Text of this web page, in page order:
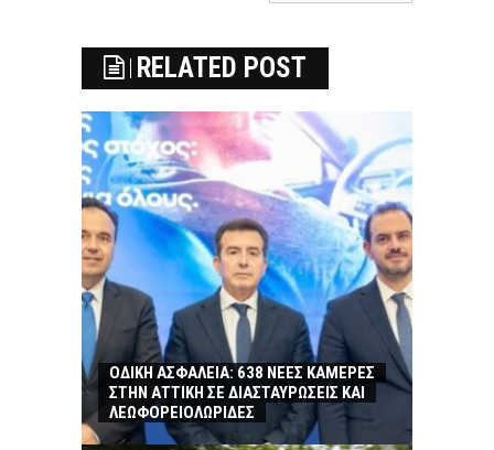
RELATED POST
ΟΔΙΚΗ ΑΣΦΑΛΕΙΑ: 638 ΝΕΕΣ ΚΑΜΕΡΕΣ
ΣΤΗΝ ΑΤΤΙΚΗ ΣΕ ΔΙΑΣΤΑΥΡΩΣΕΙΣ ΚΑΙ
ΛΕΩΦΟΡΕΙΟΛΩΡΙΔΕΣ